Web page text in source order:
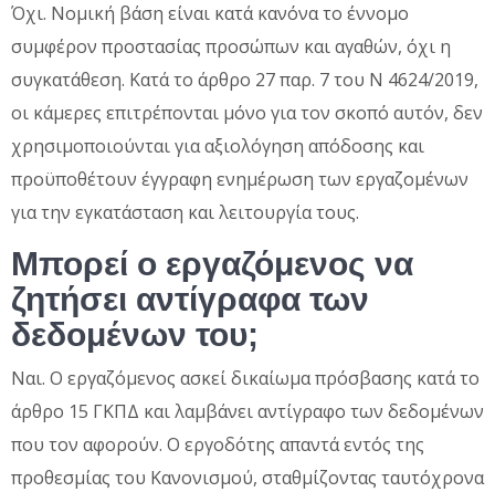
Όχι. Νομική βάση είναι κατά κανόνα το έννομο
συμφέρον προστασίας προσώπων και αγαθών, όχι η
συγκατάθεση. Κατά το άρθρο 27 παρ. 7 του Ν 4624/2019,
οι κάμερες επιτρέπονται μόνο για τον σκοπό αυτόν, δεν
χρησιμοποιούνται για αξιολόγηση απόδοσης και
προϋποθέτουν έγγραφη ενημέρωση των εργαζομένων
για την εγκατάσταση και λειτουργία τους.
Μπορεί ο εργαζόμενος να
ζητήσει αντίγραφα των
δεδομένων του;
Ναι. Ο εργαζόμενος ασκεί δικαίωμα πρόσβασης κατά το
άρθρο 15 ΓΚΠΔ και λαμβάνει αντίγραφο των δεδομένων
που τον αφορούν. Ο εργοδότης απαντά εντός της
προθεσμίας του Κανονισμού, σταθμίζοντας ταυτόχρονα